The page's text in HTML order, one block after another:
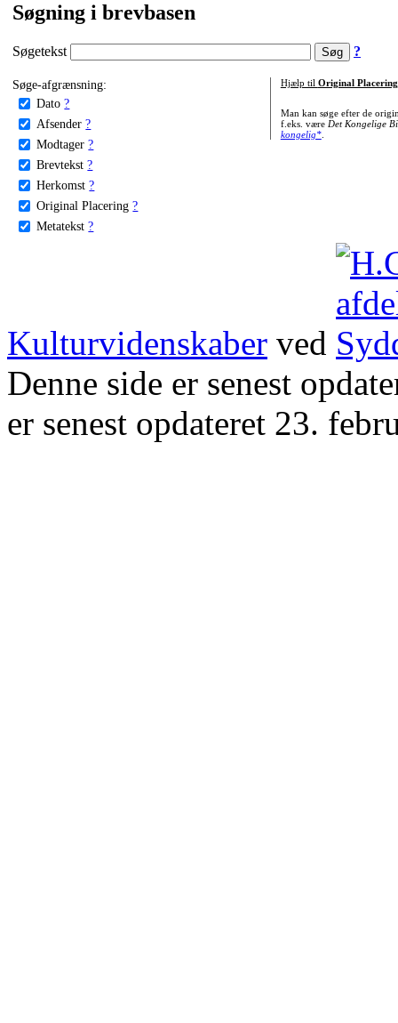
Søgning i brevbasen
Søgetekst ?
Søge-afgrænsning:
Dato ?
Afsender ?
Modtager ?
Brevtekst ?
Herkomst ?
Original Placering ?
Metatekst ?
Hjælp til Original Placering
Man kan søge efter de
f.eks. være Det Kongelige
kongelig*.
Kulturvidenskaber ved
Denne side er senest
er senest opdateret 23.